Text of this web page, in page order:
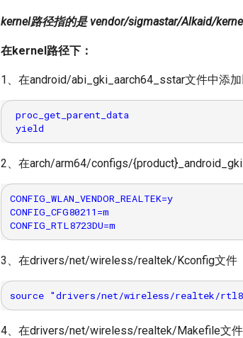
kernel路径指的是 vendor/sigmastar/Alkaid/
在kernel路径下：
1、在android/abi_gki_aarch64_sstar文件中添加
proc_get_parent_data
2、在arch/arm64/configs/
CONFIG_WLAN_VENDOR_REALTEK=y
CONFIG_CFG80211=m
3、在drivers/net/wireless/realtek/Kconfig文件
4、在drivers/net/wireless/realtek/Makefile文件